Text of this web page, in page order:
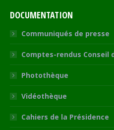
DOCUMENTATION
Communiqués de presse
Comptes-rendus Conseil
Photothèque
Vidéothèque
Cahiers de la Présidence